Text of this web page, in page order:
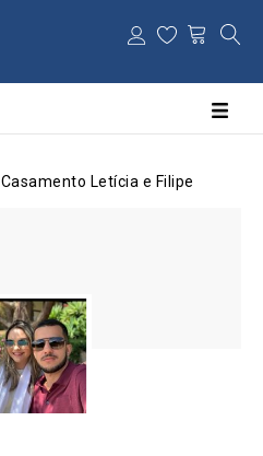
Casamento Letícia e Filipe